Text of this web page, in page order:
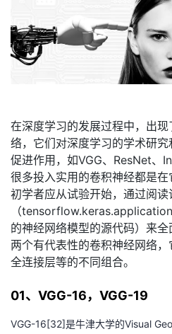
博
客
的
论
我
的
子
我
直
播
的
活
动
我
的
关
注
我
的
开
我
的
Programs
我
的
在深度学习的发展过程中，出
络，它们对深度学习的学术研
促进作用，如VGG、ResNet、
很多投入实用的卷积神经都是在
初学者应从试验开始，通过阅
（
的神经网络模型的源代码）来
两个有代表性的卷积神经网络，
全连接层等的不同组合。
01、VGG-16，VGG-19
VGG-16[32]是牛津大学的Visual